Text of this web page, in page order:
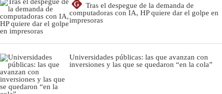
G
Tras el despegue de la demanda de
computadoras con IA, HP quiere dar el golpe en
impresoras
Universidades públicas: las que avanzan con
inversiones y las que se quedaron “en la cola”